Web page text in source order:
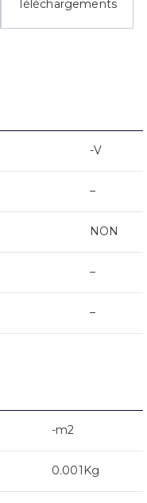
Téléchargements
-V
–
NON
–
–
-m2
0.001Kg